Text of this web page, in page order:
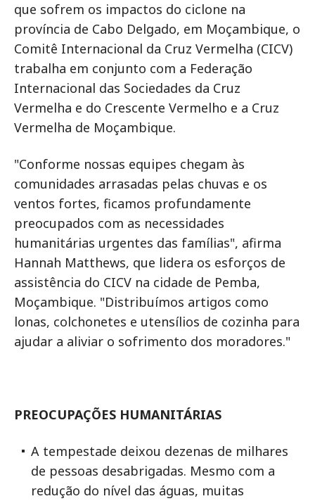
que sofrem os impactos do ciclone na
província de Cabo Delgado, em Moçambique, o
Comitê Internacional da Cruz Vermelha (CICV)
trabalha em conjunto com a Federação
Internacional das Sociedades da Cruz
Vermelha e do Crescente Vermelho e a Cruz
Vermelha de Moçambique.
"Conforme nossas equipes chegam às
comunidades arrasadas pelas chuvas e os
ventos fortes, ficamos profundamente
preocupados com as necessidades
humanitárias urgentes das famílias", afirma
Hannah Matthews, que lidera os esforços de
assistência do CICV na cidade de Pemba,
Moçambique. "Distribuímos artigos como
lonas, colchonetes e utensílios de cozinha para
ajudar a aliviar o sofrimento dos moradores."
PREOCUPAÇÕES HUMANITÁRIAS
A tempestade deixou dezenas de milhares
de pessoas desabrigadas. Mesmo com a
redução do nível das águas, muitas